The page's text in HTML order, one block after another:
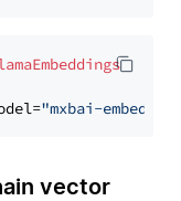
"mxbai-embed-
vector